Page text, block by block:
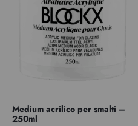
Medium acrilico per smalti –
250ml